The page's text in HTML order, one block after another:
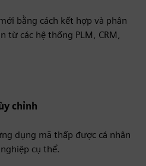
bằng cách kết hợp và phân
từ các hệ thống PLM, CRM,
chỉnh
dụng mã thấp được cá nhân
cụ thể.